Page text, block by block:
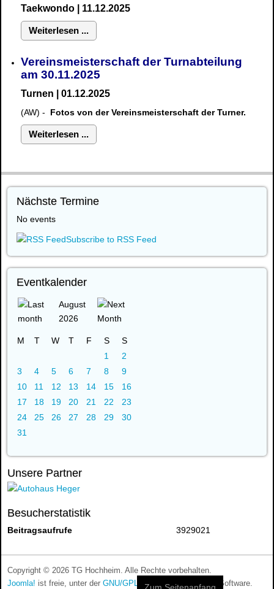
Taekwondo | 11.12.2025
Weiterlesen ...
Vereinsmeisterschaft der Turnabteilung
am 30.11.2025
Turnen | 01.12.2025
(AW) - Fotos von der Vereinsmeisterschaft der Turner.
Weiterlesen ...
Nächste Termine
No events
Subscribe to RSS Feed
Eventkalender
August
2026
M T W T F S
S
1
2
3
4 5 6 7 8
9
10
11 12 13 14 15
16
17
18 19 20 21 22
23
24
25 26 27 28 29
30
31
Unsere Partner
Besucherstatistik
Beitragsaufrufe 3929021
Copyright © 2026 TG Hochheim. Alle Rechte vorbehalten.
Joomla! ist freie, unter der GNU/GPL-Lizenz veröffentlichte Software.